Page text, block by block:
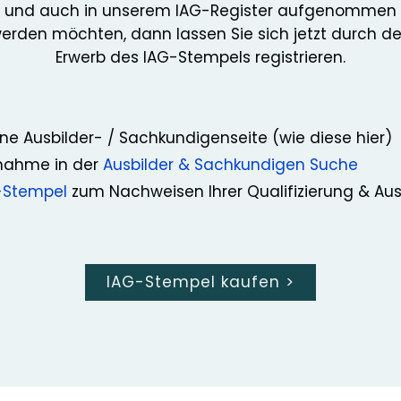
und auch in unserem IAG-Register aufgenommen
möchten, dann lassen Sie sich jetzt durch
Erwerb des IAG-Stempels registrieren.
Ausbilder- / Sachkundigenseite (wie diese hier)
in der Ausbilder & Sachkundigen Suche
zum Nachweisen Ihrer Qualifizierung &
IAG-Stempel kaufen >